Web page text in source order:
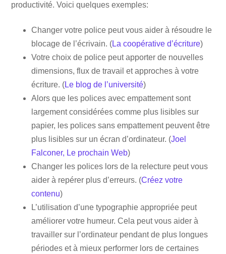
productivité. Voici quelques exemples:
Changer votre police peut vous aider à résoudre le
blocage de l’écrivain. (La coopérative d’écriture)
Votre choix de police peut apporter de nouvelles
dimensions, flux de travail et approches à votre
écriture. (Le blog de l’université)
Alors que les polices avec empattement sont
largement considérées comme plus lisibles sur
papier, les polices sans empattement peuvent être
plus lisibles sur un écran d’ordinateur. (Joel
Falconer, Le prochain Web)
Changer les polices lors de la relecture peut vous
aider à repérer plus d’erreurs. (Créez votre
contenu)
L’utilisation d’une typographie appropriée peut
améliorer votre humeur. Cela peut vous aider à
travailler sur l’ordinateur pendant de plus longues
périodes et à mieux performer lors de certaines